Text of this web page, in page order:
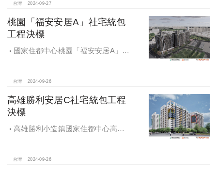
台灣 2024-09-27
桃園「福安安居A」社宅統包
工程決標
國家住都中心桃園「福安安居A」社
台灣 2024-09-26
高雄勝利安居C社宅統包工程
決標
高雄勝利小造鎮國家住都中心高雄
台灣 2024-09-26